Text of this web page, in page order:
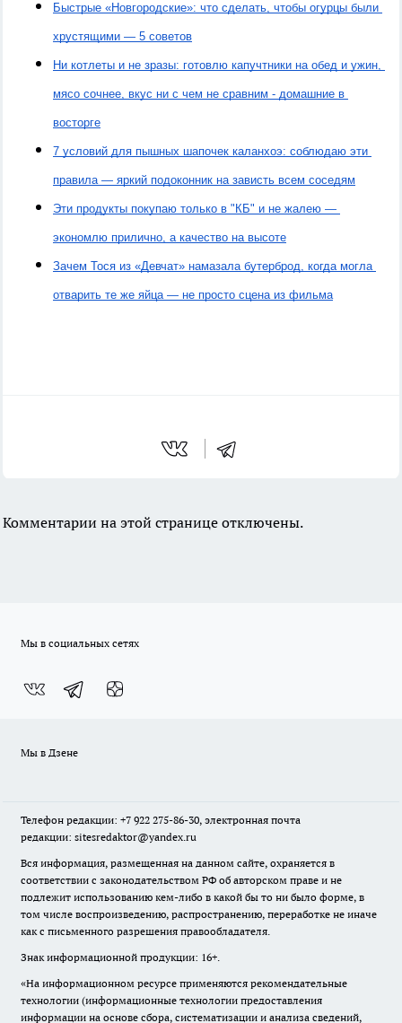
Быстрые «Новгородские»: что сделать, чтобы огурцы были
хрустящими — 5 советов
Ни котлеты и не зразы: готовлю капучтники на обед и ужин,
мясо сочнее, вкус ни с чем не сравним - домашние в
восторге
7 условий для пышных шапочек каланхоэ: соблюдаю эти
правила — яркий подоконник на зависть всем соседям
Эти продукты покупаю только в "КБ" и не жалею —
экономлю прилично, а качество на высоте
Зачем Тося из «Девчат» намазала бутерброд, когда могла
отварить те же яйца — не просто сцена из фильма
Комментарии на этой странице отключены.
Мы в социальных сетях
Мы в Дзене
Телефон редакции: +7 922 275-86-30, электронная почта
редакции: sitesredaktor@yandex.ru
Вся информация, размещенная на данном сайте, охраняется в
соответствии с законодательством РФ об авторском праве и не
подлежит использованию кем-либо в какой бы то ни было форме, в
том числе воспроизведению, распространению, переработке не иначе
как с письменного разрешения правообладателя.
Знак информационной продукции: 16+.
«На информационном ресурсе применяются рекомендательные
технологии (информационные технологии предоставления
информации на основе сбора, систематизации и анализа сведений,